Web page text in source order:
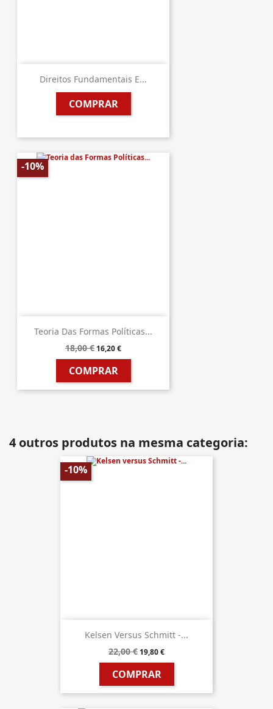
Direitos Fundamentais E...
COMPRAR
Teoria Das Formas Políticas...
18,00 € 16,20 €
COMPRAR
-10%
4 outros produtos na mesma categoria:
Kelsen Versus Schmitt -...
22,00 € 19,80 €
COMPRAR
-10%